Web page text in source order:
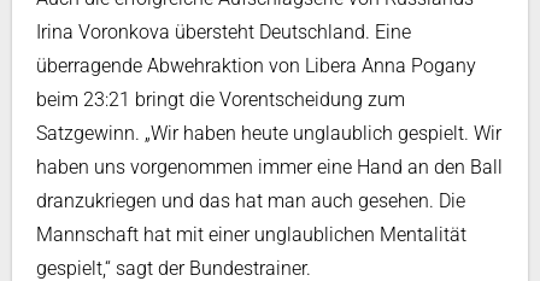
Irina Voronkova übersteht Deutschland. Eine
überragende Abwehraktion von Libera Anna Pogany
beim 23:21 bringt die Vorentscheidung zum
Satzgewinn. „Wir haben heute unglaublich gespielt. Wir
haben uns vorgenommen immer eine Hand an den Ball
dranzukriegen und das hat man auch gesehen. Die
Mannschaft hat mit einer unglaublichen Mentalität
gespielt,“ sagt der Bundestrainer.